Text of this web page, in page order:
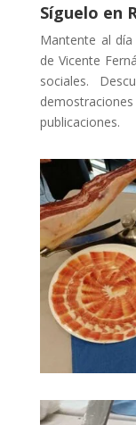
Síguelo en
Mantente al
de Vicente
sociales.
publicaciones.